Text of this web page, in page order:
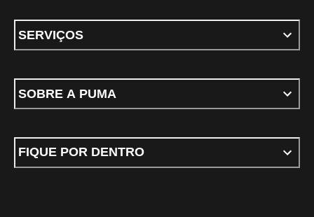
SERVIÇOS
SOBRE A PUMA
FIQUE POR DENTRO